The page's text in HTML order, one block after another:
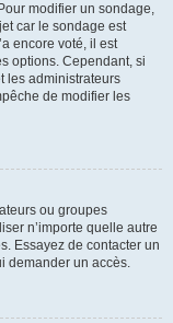
modifier un sondage,
car le sondage est
encore voté, il est
options. Cependant, si
les administrateurs
de modifier les
ou groupes
n’importe quelle autre
Essayez de contacter un
demander un accès.